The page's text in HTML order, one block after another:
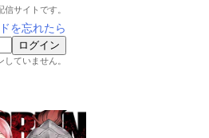
サイトです。
を忘れたら
していません。